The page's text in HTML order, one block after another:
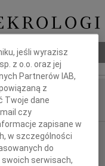
jeśli wyrazisz
z o.o. oraz jej
Partnerów IAB,
z
Twoje dane
czy
zapisane w
w szczególności
do
serwisach,